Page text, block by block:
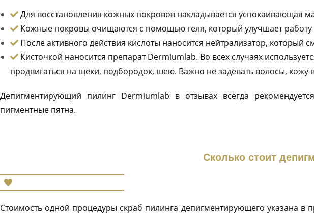
Для восстановления кожных покровов накладывается успокаивающая
Кожные покровы очищаются с помощью геля, который улучшает работу
После активного действия кислоты наносится нейтрализатор, который
Кисточкой наносится препарат Dermiumlab. Во всех случаях
продвигаться на щеки, подбородок, шею. Важно не задевать волосы, кожу
Депигментирующий пилинг Dermiumlab в отзывах всегда
пигментные пятна.
Сколько стоит
Стоимость одной процедуры скраб пилинга депигментирующего указана в